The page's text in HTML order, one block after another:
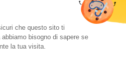
che questo sito ti
bisogno di sapere se
la tua visita.